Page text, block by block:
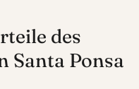
des
Santa Ponsa